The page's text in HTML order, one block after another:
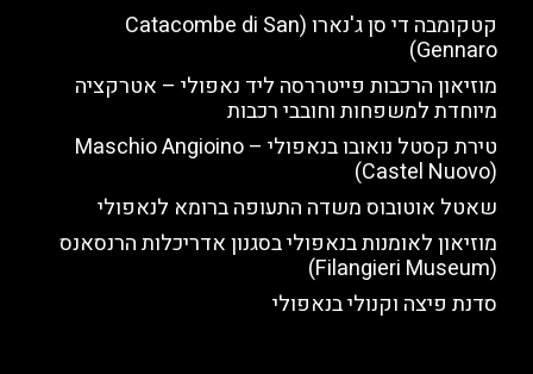
קטקומבה די סן ג'נארו (Catacombe di San
Gennaro)
מוזיאון הרכבות פייטררסה ליד נאפולי – אטרקציה
מיוחדת למשפחות וחובבי רכבות
טירת קסטל נואובו בנאפולי – Maschio Angioino
(Castel Nuovo)
שאטל אוטובוס משדה התעופה ברומא לנאפולי
מוזיאון לאומנות בנאפולי בסגנון אדריכלות הרנסאנס
(Filangieri Museum)
סדנת פיצה וקנולי בנאפולי